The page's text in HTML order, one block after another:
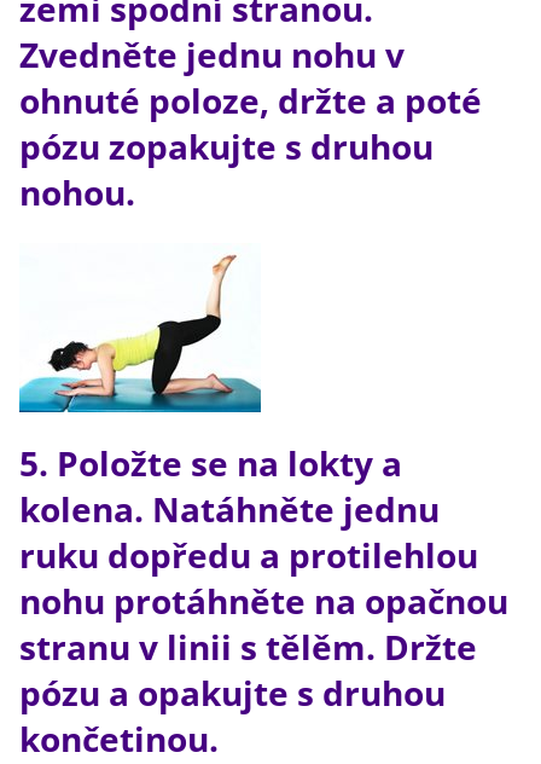
Zvedněte jednu nohu v
ohnuté poloze, držte a poté
pózu zopakujte s druhou
nohou.
5. Položte se na lokty a
kolena. Natáhněte jednu
ruku dopředu a protilehlou
nohu protáhněte na opačnou
stranu v linii s tělěm. Držte
pózu a opakujte s druhou
končetinou.